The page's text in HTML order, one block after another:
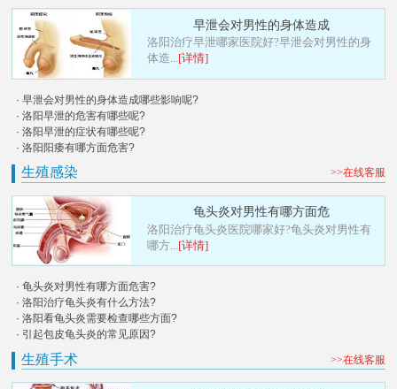
早泄会对男性的身体造成
洛阳治疗早泄哪家医院好?早泄会对男性的身
体造...[详情]
· 早泄会对男性的身体造成哪些影响呢?
· 洛阳早泄的危害有哪些呢?
· 洛阳早泄的症状有哪些呢?
· 洛阳阳痿有哪方面危害?
生殖感染 >>在线客服
龟头炎对男性有哪方面危
洛阳治疗龟头炎医院哪家好?龟头炎对男性有
哪方... [详情]
· 龟头炎对男性有哪方面危害?
· 洛阳治疗龟头炎有什么方法?
· 洛阳看龟头炎需要检查哪些方面?
· 引起包皮龟头炎的常见原因?
生殖手术 >>在线客服